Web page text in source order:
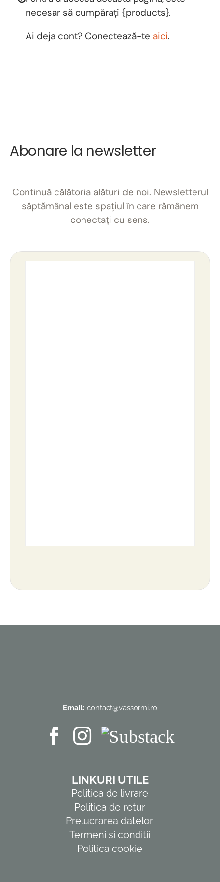
necesar să cumpărați {products}.
Ai deja cont? Conectează-te aici.
Abonare la newsletter
Continuă călătoria alături de noi. Newsletterul
săptămânal este spațiul în care rămânem
conectați cu sens.
Email: contact@vassormi.ro
LINKURI UTILE
Politica de livrare
Politica de retur
Prelucrarea datelor
Termeni si conditii
Politica cookie